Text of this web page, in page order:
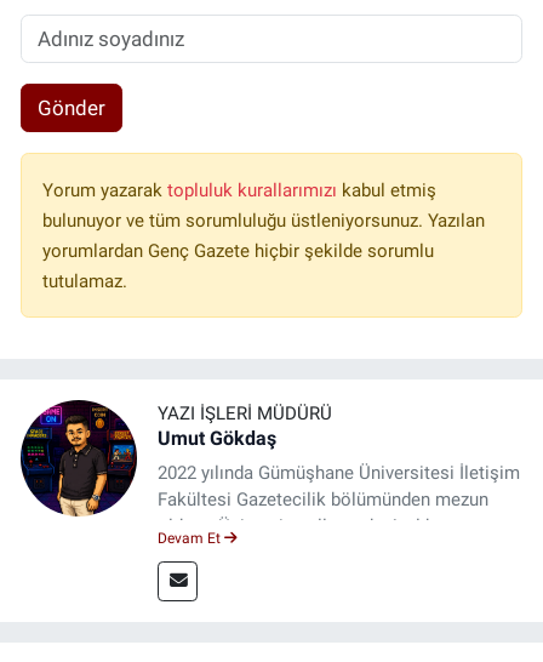
Gönder
Yorum yazarak topluluk kurallarımızı kabul etmiş
bulunuyor ve tüm sorumluluğu üstleniyorsunuz. Yazılan
yorumlardan Genç Gazete hiçbir şekilde sorumlu
tutulamaz.
YAZI İŞLERI MÜDÜRÜ
Umut Gökdaş
2022 yılında Gümüşhane Üniversitesi İletişim
Fakültesi Gazetecilik bölümünden mezun
oldum. Üniversite yıllarımda 4 yıl boyunca
saha deneyimi kazandım. 2023 yılından beri
Genç Gazete'de okurlarımıza haber
Devam Et